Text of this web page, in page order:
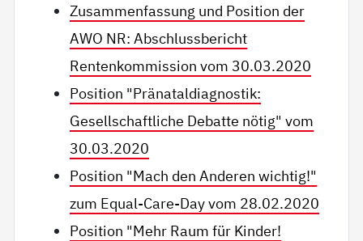
Zusammenfassung und Position der
AWO NR: Abschlussbericht
Rentenkommission vom 30.03.2020
Position "Pränataldiagnostik:
Gesellschaftliche Debatte nötig" vom
30.03.2020
Position "Mach den Anderen wichtig!"
zum Equal-Care-Day vom 28.02.2020
Position "Mehr Raum für Kinder!